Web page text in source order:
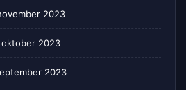
2023
oktober 2023
2023